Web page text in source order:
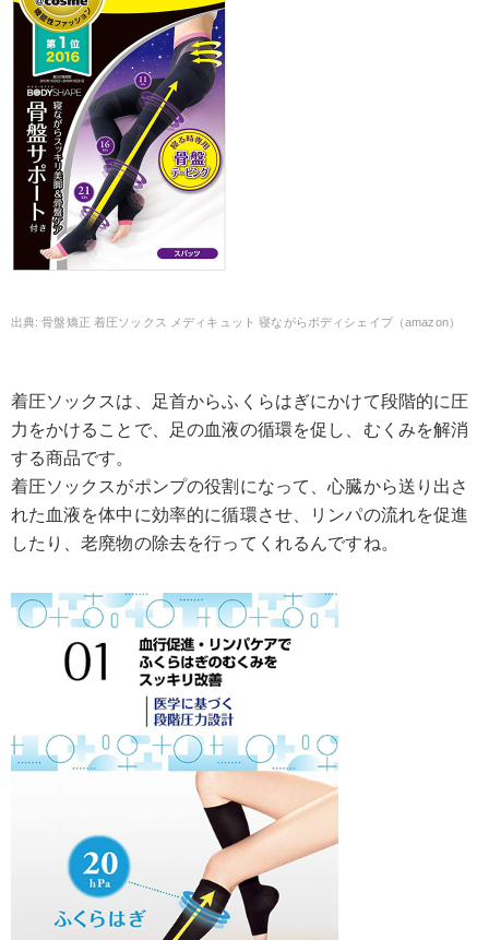
骨盤矯正 着圧ソックス メディキュット 寝ながらボディシェイプ（amazon）
着圧ソックスは、足首からふくらはぎにかけて段階的に圧
力をかけることで、足の血液の循環を促し、むくみを解消
する商品です。
着圧ソックスがポンプの役割になって、心臓から送り出さ
れた血液を体中に効率的に循環させ、リンパの流れを促進
したり、老廃物の除去を行ってくれるんですね。